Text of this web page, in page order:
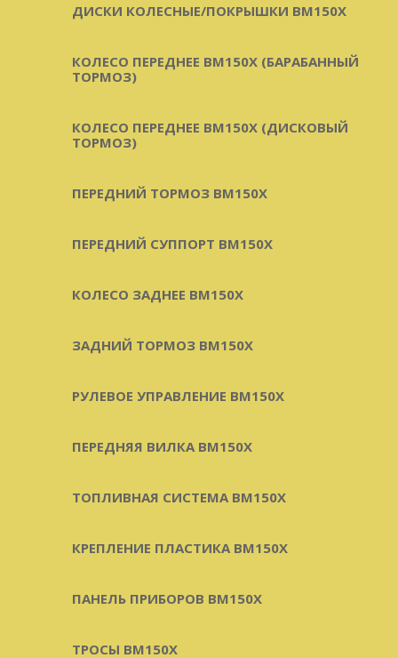
ДИСКИ КОЛЕСНЫЕ/ПОКРЫШКИ BM150X
КОЛЕСО ПЕРЕДНЕЕ BM150X (БАРАБАННЫЙ
ТОРМОЗ)
КОЛЕСО ПЕРЕДНЕЕ BM150X (ДИСКОВЫЙ
ТОРМОЗ)
ПЕРЕДНИЙ ТОРМОЗ BM150X
ПЕРЕДНИЙ СУППОРТ BM150X
КОЛЕСО ЗАДНЕЕ BM150X
ЗАДНИЙ ТОРМОЗ BM150X
РУЛЕВОЕ УПРАВЛЕНИЕ BM150X
ПЕРЕДНЯЯ ВИЛКА BM150X
ТОПЛИВНАЯ СИСТЕМА BM150X
КРЕПЛЕНИЕ ПЛАСТИКА BM150X
ПАНЕЛЬ ПРИБОРОВ BM150X
ТРОСЫ BM150X